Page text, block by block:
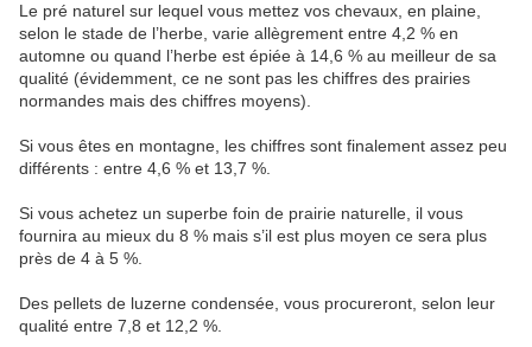
Le pré naturel sur lequel vous mettez vos chevaux, en plaine,
selon le stade de l’herbe, varie allègrement entre 4,2 % en
automne ou quand l’herbe est épiée à 14,6 % au meilleur de sa
qualité (évidemment, ce ne sont pas les chiffres des prairies
normandes mais des chiffres moyens).
Si vous êtes en montagne, les chiffres sont finalement assez peu
différents : entre 4,6 % et 13,7 %.
Si vous achetez un superbe foin de prairie naturelle, il vous
fournira au mieux du 8 % mais s’il est plus moyen ce sera plus
près de 4 à 5 %.
Des pellets de luzerne condensée, vous procureront, selon leur
qualité entre 7,8 et 12,2 %.